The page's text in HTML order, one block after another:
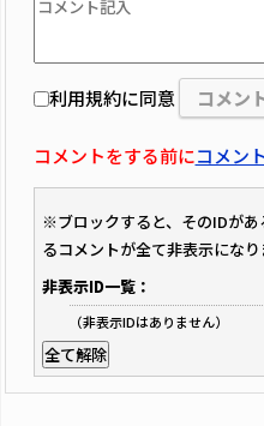
利用規約に同意
コメントをする前にコメン
※ブロックすると、そのIDが
るコメントが全て非表示になり
非表示ID一覧：
（非表示IDはありません）
全て解除